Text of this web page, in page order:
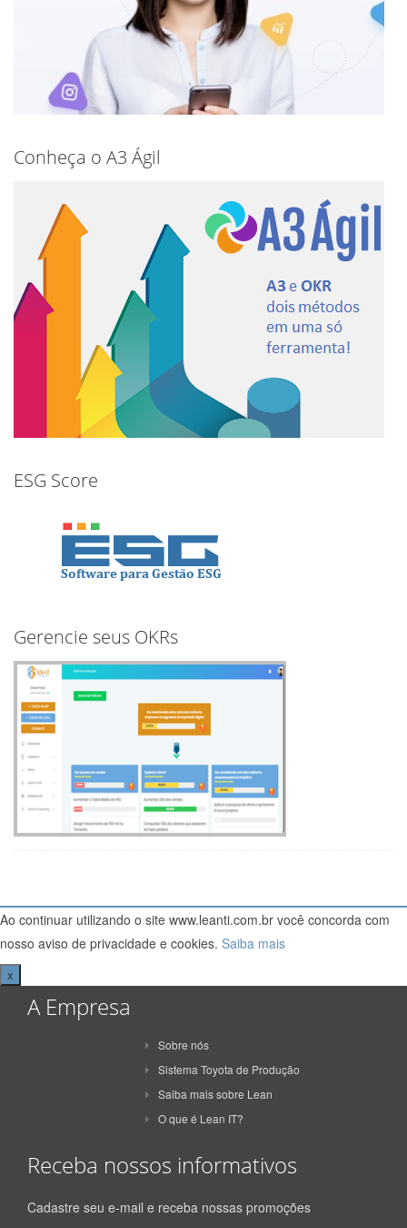
Conheça o A3 Ágil
ESG Score
Gerencie seus OKRs
Ao continuar utilizando o site www.leanti.com.br você concorda com
nosso aviso de privacidade e cookies. Saiba mais
x
A Empresa
Sobre nós
Sistema Toyota de Produção
Saiba mais sobre Lean
O que é Lean IT?
Receba nossos informativos
Cadastre seu e-mail e receba nossas promoções